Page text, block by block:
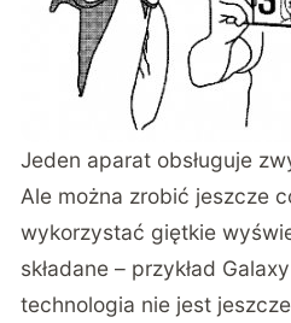
Jeden aparat obsługuje
Ale można zrobić jeszcze
wykorzystać giętkie
składane – przykład
technologia nie jest